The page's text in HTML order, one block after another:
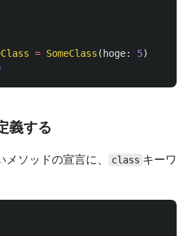
= SomeClass ( hoge: 5)
義する
ソッドの宣言に、 class キーワ